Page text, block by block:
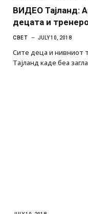
ВИДЕО Тајланд:
децата и
СВЕТ JULY 10, 2018
Сите деца и нивниот
Тајланд каде беа